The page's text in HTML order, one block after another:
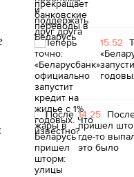
15:52
14:25
пришел
где-то
это было